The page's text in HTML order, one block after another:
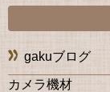
gakuブログ
カメラ機材